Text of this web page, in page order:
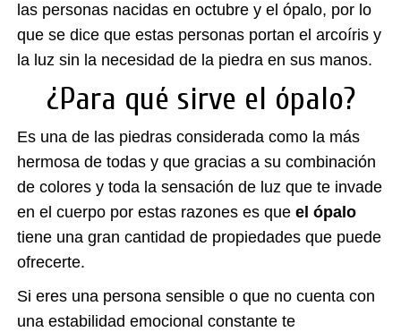
las personas nacidas en octubre y el ópalo, por lo
que se dice que estas personas portan el arcoíris y
la luz sin la necesidad de la piedra en sus manos.
¿Para qué sirve el ópalo?
Es una de las piedras considerada como la más
hermosa de todas y que gracias a su combinación
de colores y toda la sensación de luz que te invade
en el cuerpo por estas razones es que el ópalo
tiene una gran cantidad de propiedades que puede
ofrecerte.
Si eres una persona sensible o que no cuenta con
una estabilidad emocional constante te